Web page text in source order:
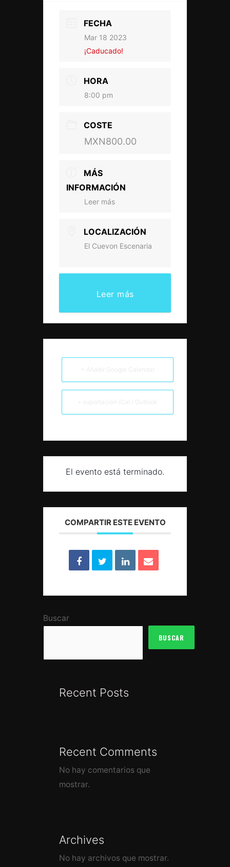
FECHA
Mar 18 2023
¡Caducado!
HORA
8:00 pm
COSTE
MXN800.00
MÁS
INFORMACIÓN
Leer más
LOCALIZACIÓN
El Cuevon Escenaria
Leer más
El evento está terminado.
COMPARTIR ESTE EVENTO
Buscar
BUSCAR
Recent Posts
Recent Comments
No hay comentarios que
mostrar.
Archives
No hay archivos que mostrar.